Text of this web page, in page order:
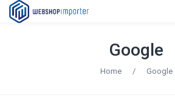
Google
Home / Google